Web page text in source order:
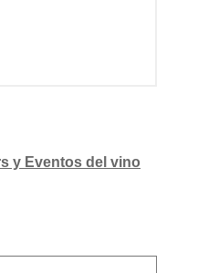
y Eventos del vino